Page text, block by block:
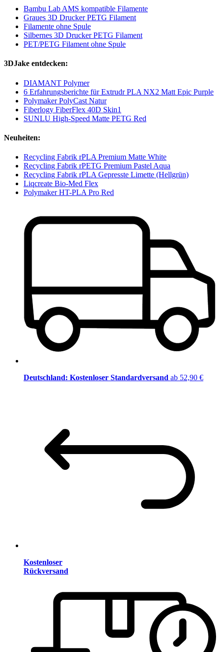
Bambu Lab AMS kompatible Filamente
Graues 3D Drucker PETG Filament
Filamente ohne Spule
Silbernes 3D Drucker PETG Filament
PET/PETG Filament ohne Spule
3DJake entdecken:
DIAMANT Polymer
6 Erfahrungsberichte für Extrudr PLA NX2 Matt Epic Purple
Polymaker PolyCast Natur
Fiberlogy FiberFlex 40D Skin1
SUNLU High-Speed Matte PETG Red
Neuheiten:
Recycling Fabrik rPLA Premium Matte White
Recycling Fabrik rPETG Premium Pastel Aqua
Recycling Fabrik rPLA Gepresste Limette (Hellgrün)
Liqcreate Bio-Med Flex
Polymaker HT-PLA Pro Red
Deutschland: Kostenloser Standardversand ab 52,90 €
Kostenloser
Rückversand